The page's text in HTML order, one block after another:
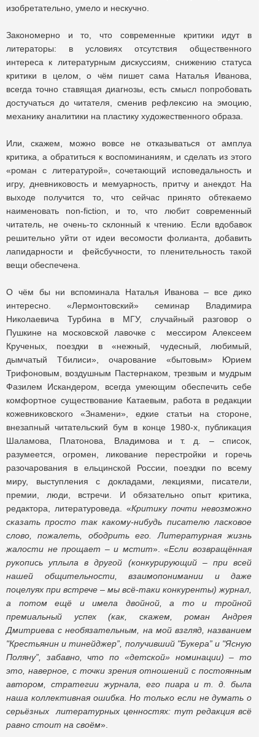
изобретательно, умело и нескучно.
Закономерно и то, что современные критики идут в
литераторы: в условиях отсутствия общественного
интереса к литературным дискуссиям, снижению статуса
критики в целом, о чём пишет сама Наталья Иванова,
всегда точно ставящая диагнозы, есть смысл попробовать
достучаться до читателя, сменив рефлексию на эмоцию,
механику аналитики на пластику художественного образа.
Или, скажем, можно вовсе не отказываться от амплуа
критика, а обратиться к воспоминаниям, и сделать из этого
«роман с литературой», сочетающий исповедальность и
игру, дневниковость и мемуарность, притчу и анекдот. На
выходе получится то, что сейчас принято обтекаемо
наименовать non-fiction, и то, что любит современный
читатель, не очень-то склонный к чтению. Если вдобавок
решительно уйти от идеи весомости фолианта, добавить
лапидарности и фейсбучности, то пленительность такой
вещи обеспечена.
О чём бы ни вспоминала Наталья Иванова – все дико
интересно. «Лермонтовский» семинар Владимира
Николаевича Турбина в МГУ, случайный разговор о
Пушкине на московской лавочке с мессиром Алексеем
Крученых, поездки в «нежный, чудесный, любимый,
дымчатый Тбилиси», очарование «бытовым» Юрием
Трифоновым, воздушным Пастернаком, трезвым и мудрым
Фазилем Искандером, всегда умеющим обеспечить себе
комфортное существование Катаевым, работа в редакции
кожевниковского «Знамени», едкие статьи на стороне,
внезапный читательский бум в конце 1980-х, публикация
Шаламова, Платонова, Владимова и т. д. – список,
разумеется, огромен, ликование перестройки и горечь
разочарования в ельцинской России, поездки по всему
миру, выступления с докладами, лекциями, писатели,
премии, люди, встречи. И обязательно опыт критика,
редактора, литературоведа. «Критику почти невозможно
сказать просто так какому-нибудь писателю ласковое
слово, пожалеть, ободрить его. Литературная жизнь
жалости не прощает – и мстит». «Если возвращённая
рукопись уплыла в другой (конкурирующий – при всей
нашей общительности, взаимопонимании и даже
поцелуях при встрече – мы всё-таки конкуренты) журнал,
а потом ещё и имела двойной, а то и тройной
премиальный успех (как, скажем, роман Андрея
Дмитриева с необязательным, на мой взгляд, названием
"Крестьянин и тинейджер”, получивший "Букера” и "Ясную
Поляну”, забавно, что по «детской» номинации) – то
это, наверное, с точки зрения отношений с постоянным
автором, стратегии журнала, его пиара и т. д. была
наша коллективная ошибка. Но только если не думать о
серьёзных литературных ценностях: тут редакция всё
равно стоит на своём».